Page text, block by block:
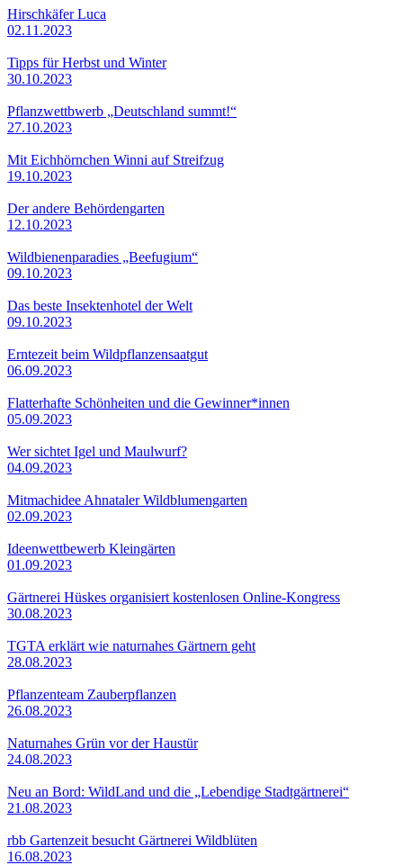
Hirschkäfer Luca
02.11.2023
Tipps für Herbst und Winter
30.10.2023
Pflanzwettbwerb „Deutschland summt!“
27.10.2023
Mit Eichhörnchen Winni auf Streifzug
19.10.2023
Der andere Behördengarten
12.10.2023
Wildbienenparadies „Beefugium“
09.10.2023
Das beste Insektenhotel der Welt
09.10.2023
Erntezeit beim Wildpflanzensaatgut
06.09.2023
Flatterhafte Schönheiten und die Gewinner*innen
05.09.2023
Wer sichtet Igel und Maulwurf?
04.09.2023
Mitmachidee Ahnataler Wildblumengarten
02.09.2023
Ideenwettbewerb Kleingärten
01.09.2023
Gärtnerei Hüskes organisiert kostenlosen Online-Kongress
30.08.2023
TGTA erklärt wie naturnahes Gärtnern geht
28.08.2023
Pflanzenteam Zauberpflanzen
26.08.2023
Naturnahes Grün vor der Haustür
24.08.2023
Neu an Bord: WildLand und die „Lebendige Stadtgärtnerei“
21.08.2023
rbb Gartenzeit besucht Gärtnerei Wildblüten
16.08.2023